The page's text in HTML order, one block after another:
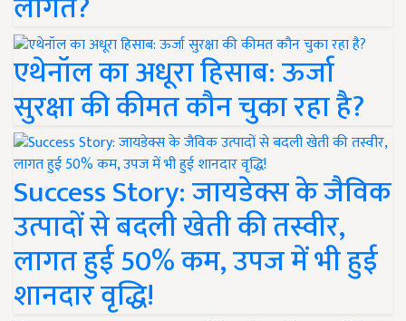
एथेनॉल का अधूरा हिसाब: ऊर्जा
सुरक्षा की कीमत कौन चुका रहा है?
Success Story: जायडेक्स के जैविक
उत्पादों से बदली खेती की तस्वीर,
लागत हुई 50% कम, उपज में भी हुई
शानदार वृद्धि!